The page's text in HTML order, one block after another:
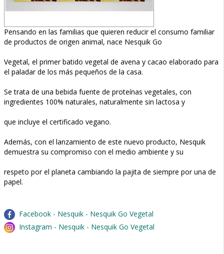
Pensando en las familias que quieren reducir el consumo familiar
de productos de origen animal, nace Nesquik Go
Vegetal, el primer batido vegetal de avena y cacao elaborado para
el paladar de los más pequeños de la casa.
Se trata de una bebida fuente de proteínas vegetales, con
ingredientes 100% naturales, naturalmente sin lactosa y
que incluye el certificado vegano.
Además, con el lanzamiento de este nuevo producto, Nesquik
demuestra su compromiso con el medio ambiente y su
respeto por el planeta cambiando la pajita de siempre por una de
papel.
Facebook - Nesquik - Nesquik Go Vegetal
Instagram - Nesquik - Nesquik Go Vegetal